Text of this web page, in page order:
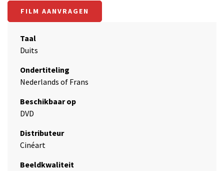
FILM AANVRAGEN
Taal
Duits
Ondertiteling
Nederlands of Frans
Beschikbaar op
DVD
Distributeur
Cinéart
Beeldkwaliteit